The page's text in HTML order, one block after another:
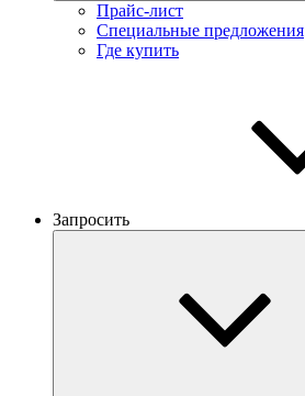
Прайс-лист
Специальные предложения
Где купить
Запросить